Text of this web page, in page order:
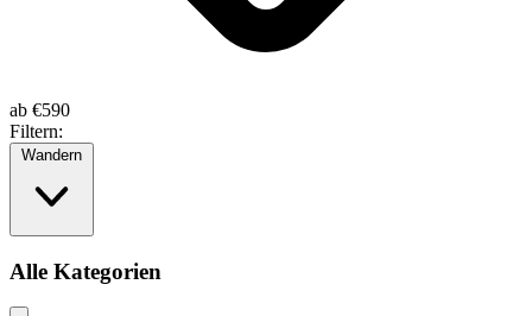
ab €590
Filtern:
Wandern
Alle Kategorien